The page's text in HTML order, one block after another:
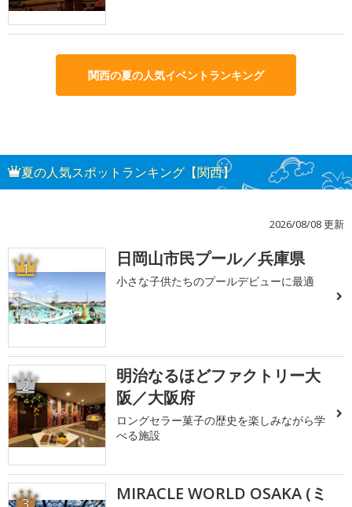
関西の夏の人気イベントランキング
夏の人気スポットランキング【関西】
2026/08/08 更新
1 日岡山市民プール／兵庫県
小さな子供たちのプールデビューに最適
2
明治なるほどファクトリー大
阪／大阪府
ロングセラー菓子の歴史を楽しみながら学
べる施設
MIRACLE WORLD OSAKA (ミ